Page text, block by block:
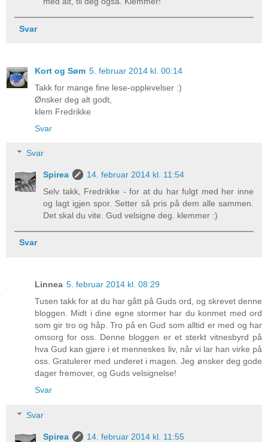
Svar
Kort og Søm 5. februar 2014 kl. 00:14
Takk for mange fine lese-opplevelser :)
Ønsker deg alt godt,
klem Fredrikke
Svar
Svar
Spirea
14. februar 2014 kl. 11:54
Selv takk, Fredrikke - for at du har fulgt med her inne
og lagt igjen spor. Setter så pris på dem alle sammen.
Det skal du vite. Gud velsigne deg. klemmer :)
Svar
Linnea 5. februar 2014 kl. 08:29
Tusen takk for at du har gått på Guds ord, og skrevet denne
bloggen. Midt i dine egne stormer har du konmet med ord
som gir tro og håp. Tro på en Gud som alltid er med og har
omsorg for oss. Denne bloggen er et sterkt vitnesbyrd på
hva Gud kan gjøre i et menneskes liv, når vi lar han virke på
oss. Gratulerer med underet i magen. Jeg ønsker deg gode
dager fremover, og Guds velsignelse!
Svar
Svar
Spirea
14. februar 2014 kl. 11:55